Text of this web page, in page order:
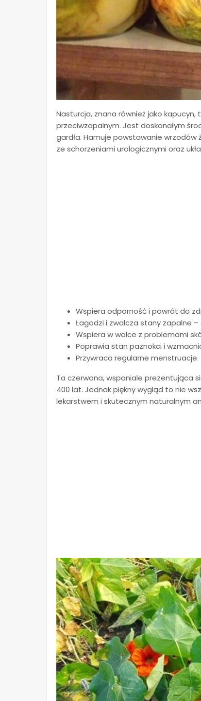
Nasturcja, znana również jako
przeciwzapalnym. Jest doskonałym
gardła. Hamuje powstawanie wrzodów
ze schorzeniami urologicznymi oraz
Wspiera odporność i powrót do
Łagodzi i zwalcza stany zapalne
Wspiera w walce z problemami
Poprawia stan paznokci i
Przywraca regularne menstruacje.
Ta czerwona, wspaniale prezentująca
400 lat. Jednak piękny wygląd to nie
lekarstwem i skutecznym naturalnym